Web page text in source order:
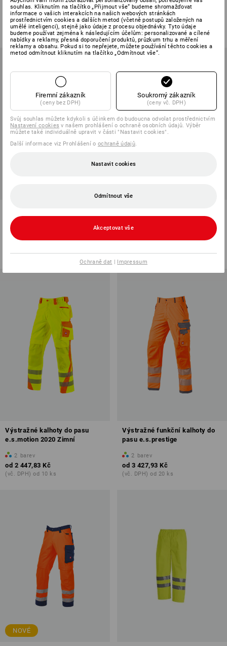
2 barev
od 2 121,13 Kč
(vč. DPH) od 20 ks
1 barva
od 6 858,28 Kč
(vč. DPH) od 10 ks
e.s.motion 2020
(vč. DPH) od 20 ks
laclem e.s.prestige
(vč. DPH) od 20 ks
Výstražné kalhoty do pasu
e.s.motion 2020 Zimní
2 barev
od 2 447,83 Kč
(vč. DPH) od 10 ks
Výstražné funkční kalhoty do
pasu e.s.prestige
2 barev
od 3 427,93 Kč
(vč. DPH) od 20 ks
NOVÉ
souhlas. Kliknutím na tlačítko „Přijmout vše“ budeme shromažďovat
informace o vašich interakcích na našich webových stránkách
prostřednictvím cookies a dalších metod (včetně postupů založených na
umělé inteligenci), stejně jako údaje z procesu objednávky. Tyto údaje
budeme používat zejména k následujícím účelům: personalizované a cílené
nabídky a reklamy, přesná doporučení produktů, průzkum trhu a měření
reklamy a obsahu. Pokud si to nepřejete, můžete používání těchto cookies a
metod odmítnout kliknutím na tlačítko „Odmítnout vše“.
Firemní zákazník
(ceny bez DPH)
Soukromý zákazník
(ceny vč. DPH)
Svůj souhlas můžete kdykoli s účinkem do budoucna odvolat prostřednictvím
Nastavení cookies v našem prohlášení o ochraně osobních údajů. Výběr
můžete také individuálně upravit v části "Nastavit cookies".
Další informace viz Prohlášení o ochraně údajů.
Nastavit cookies
Odmítnout vše
Akceptovat vše
Ochraně dat | Impressum